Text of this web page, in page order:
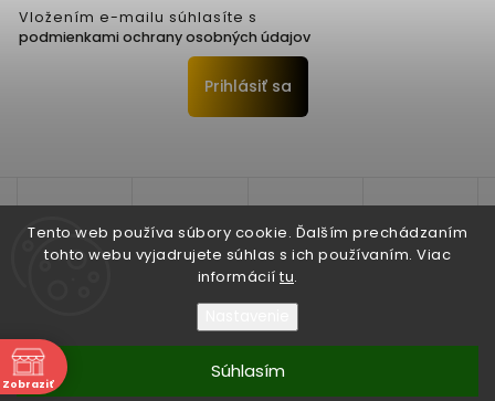
Tento web používa súbory cookie. Ďalším prechádzaním
tohto webu vyjadrujete súhlas s ich používaním. Viac
informácií tu.
Súhlasím
Vložením e-mailu súhlasíte s
podmienkami ochrany osobných údajov
Prihlásiť sa
Copyright 2026 Seko Trenčín s.r.o.. Všetky práva vyhradené.
Zobraziť